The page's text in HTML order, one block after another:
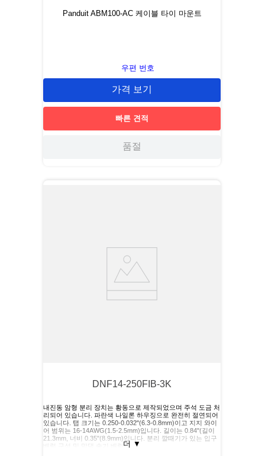
Panduit ABM100-AC 케이블 타이 마운트
우편 번호
가격 보기
빠른 견적
품절
DNF14-250FIB-3K
내진동 암형 분리 장치는 황동으로 제작되었으며 주석 도금 처
리되어 있습니다. 파란색 나일론 하우징으로 완전히 절연되어
있습니다. 탭 크기는 0.250-0.032"(6.3-0.8mm)이고 지지 와이
어 범위는 16-14AWG(1.5-2.5mm)입니다. 길이는 0.84"(길이
21.3mm, 너비 0.35"(8.9mm)입니다. 분리 깔때기가 있는 입구
배럴 구성 및 맞댐 솔기 배럴.더 ▼